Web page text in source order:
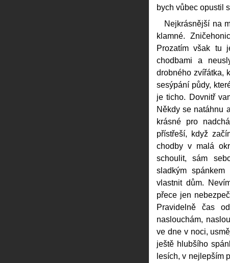
bych vůbec opustil
Nejkrásnější na
klamné.
Prozatím však tu
chodbami a
drobného zvířátka,
sesýpání půdy,
je ticho. Dovnitř
Někdy se natáhnu
krásné pro
přístřeší, když
chodby v malá
schoulit, sám
sladkým
vlastnit dům.
přece jen
Pravidelně čas
naslouchám,
ve dne v noci,
ještě hlubšího
lesích, v nejlepším